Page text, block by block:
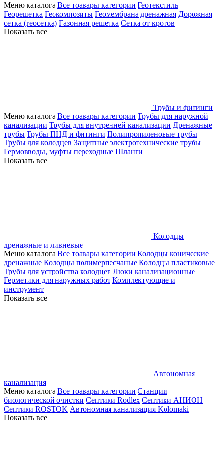
Меню каталога Все тоавары категории Геотекстиль
Георешетка Геокомпозиты Геомембрана дренажная Дорожная
сетка (геосетка) Газонная решетка Сетка от кротов
Показать все
Трубы и фитинги
Меню каталога Все тоавары категории Трубы для наружной
канализации Трубы для внутренней канализации Дренажные
трубы Трубы ПНД и фитинги Полипропиленовые трубы
Трубы для колодцев Защитные электротехнические трубы
Гермовводы, муфты переходные Шланги
Показать все
Колодцы
дренажные и ливневые
Меню каталога Все тоавары категории Колодцы конические
дренажные Колодцы полимерпесчаные Колодцы пластиковые
Трубы для устройства колодцев Люки канализационные
Герметики для наружных работ Комплектующие и
инструмент
Показать все
Автономная
канализация
Меню каталога Все тоавары категории Станции
биологической очистки Септики Rodlex Септики АНИОН
Септики ROSTOK Автономная канализация Kolomaki
Показать все